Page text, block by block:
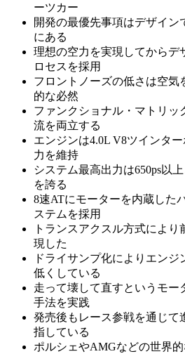
ーツカー
開発の最優先事項はデザイン
にある
理想の空力を実現してからデ
ロセスを採用
フロントノーズの低さは空気
的な必然
ファンクショナル・マトリッ
流を両立する
エンジンは4.0L V8ツインタ
力を維持
システム最高出力は650ps以
を誇る
8速ATにモーターを内蔵した
ステムを採用
トランスアクスル方式により
現した
ドライサンプ化によりエン
低くしている
走って壊して直すというモー
手法を実践
発売後もレース参戦を通じて
指している
ポルシェやAMGなどの世界